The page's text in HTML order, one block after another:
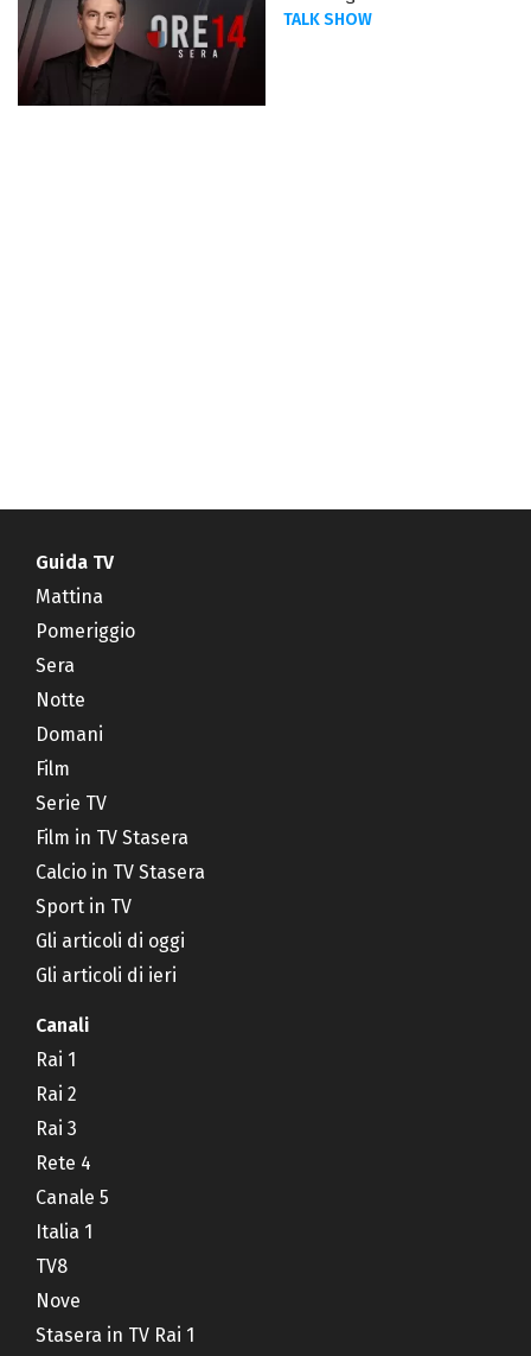
TALK SHOW
Guida TV
Mattina
Pomeriggio
Sera
Notte
Domani
Film
Serie TV
Film in TV Stasera
Calcio in TV Stasera
Sport in TV
Gli articoli di oggi
Gli articoli di ieri
Canali
Rai 1
Rai 2
Rai 3
Rete 4
Canale 5
Italia 1
TV8
Nove
Stasera in TV Rai 1